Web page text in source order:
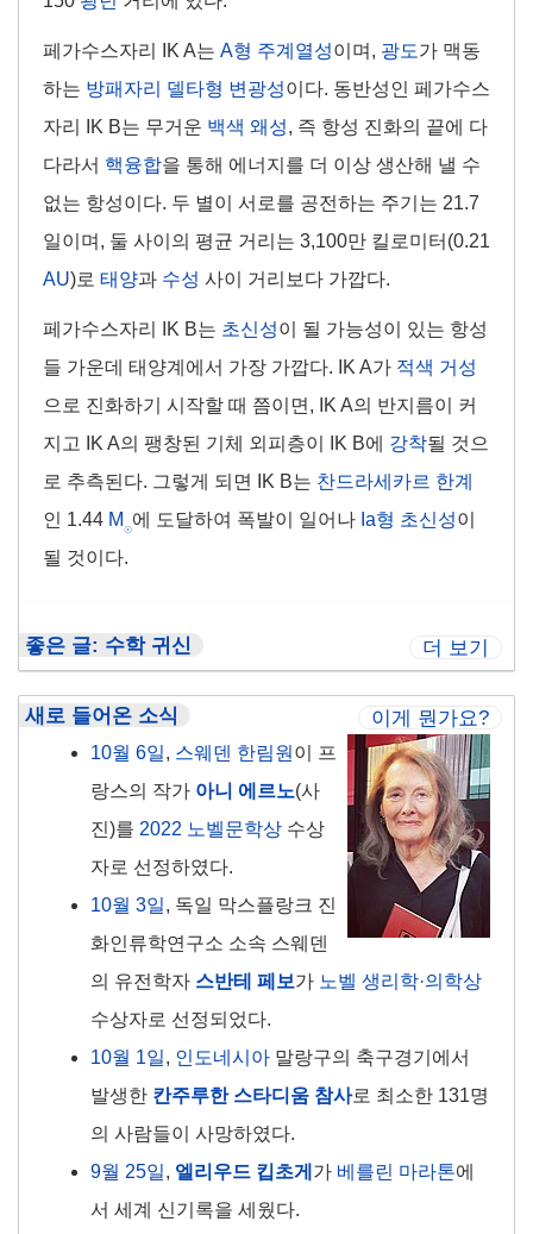
페가수스자리 IK A는 A형 주계열성이며, 광도가 맥동
하는 방패자리 델타형 변광성이다. 동반성인 페가수스
자리 IK B는 무거운 백색 왜성, 즉 항성 진화의 끝에 다
다라서 핵융합을 통해 에너지를 더 이상 생산해 낼 수
없는 항성이다. 두 별이 서로를 공전하는 주기는 21.7
일이며, 둘 사이의 평균 거리는 3,100만 킬로미터(0.21
AU)로 태양과 수성 사이 거리보다 가깝다.
페가수스자리 IK B는 초신성이 될 가능성이 있는 항성
들 가운데 태양계에서 가장 가깝다. IK A가 적색 거성
으로 진화하기 시작할 때 쯤이면, IK A의 반지름이 커
지고 IK A의 팽창된 기체 외피층이 IK B에 강착될 것으
로 추측된다. 그렇게 되면 IK B는 찬드라세카르 한계
인 1.44 M
☉
에 도달하여 폭발이 일어나 Ia형 초신성이
될 것이다.
좋은 글: 수학 귀신 더 보기
새로 들어온 소식 이게 뭔가요?
10월 6일, 스웨덴 한림원 이 프
랑스의 작가 아니 에르노(사
진)를 2022 노벨문학상 수상
자로 선정하였다.
10월 3일, 독일 막스플랑크 진
화인류학연구소 소속 스웨덴
의 유전학자 스반테 페보가 노벨 생리학·의학상
수상자로 선정되었다.
10월 1일, 인도네시아 말랑구의 축구경기에서
발생한 칸주루한 스타디움 참사로 최소한 131명
의 사람들이 사망하였다.
9월 25일, 엘리우드 킵초게 가 베를린 마라톤에
서 세계 신기록을 세웠다.